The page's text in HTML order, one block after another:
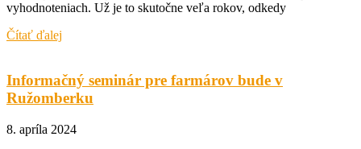
vyhodnoteniach. Už je to skutočne veľa rokov, odkedy
Čítať ďalej
Informačný seminár pre farmárov bude v
Ružomberku
8. apríla 2024